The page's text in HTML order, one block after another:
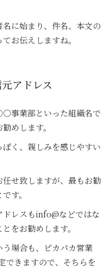
に始まり、件名、本文の
お伝えしますね。
アドレス
事業部といった組織名で
めします。
く、親しみを感じやすい
せ致しますが、最もお勧
す。
レスもinfo@などではな
をお勧めします。
場合も、ピカパカ営業
できますので、そちらを